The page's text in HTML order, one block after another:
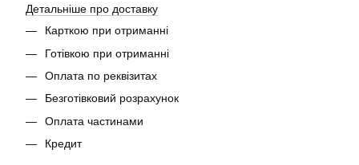
Детальніше про доставку
Карткою при отриманні
Готівкою при отриманні
Оплата по реквізитах
Безготівковий розрахунок
Оплата частинами
Кредит